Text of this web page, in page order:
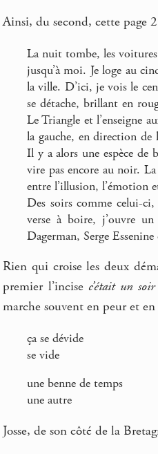
Ainsi, du second, cette page
La nuit tombe, les
jusqu’à moi. Je loge au
la ville. D’ici, je vois le
se détache, brillant en
Le Triangle et l’enseigne
la gauche, en direction
Il y a alors une espèce de
vire pas encore au noir.
entre l’illusion, l’émotion
Des soirs comme celui-
verse à boire, j’ouvre
Dagerman, Serge
Rien qui croise les deux
premier l’incise c’était un
marche souvent en peur et
ça se dévide
se vide
une benne de temps
une autre
Josse, de son côté de la